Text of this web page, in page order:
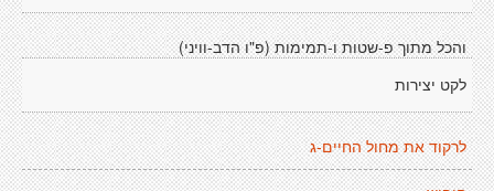
והכל מתוך פ-שטות ו-תמימות (פ"ו הדב-וויני)
לקט יצירות
לרקוד את מחול החיים-ג